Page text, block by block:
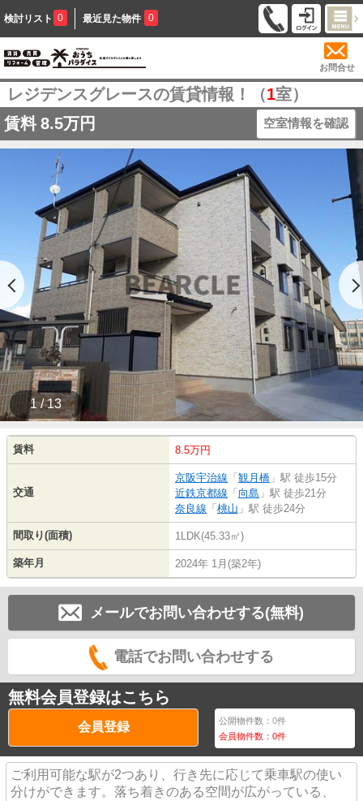
検討リスト 0 最近見た物件 0
お問合せ
レジデンスグレースの賃貸情報！（1室）
賃料 8.5万円 空室情報を確認
1 / 13
賃料 8.5万円
交通
京阪宇治線 「 観月橋 」駅 徒歩15分
近鉄京都線 「 向島 」駅 徒歩21分
奈良線 「 桃山 」駅 徒歩24分
間取り(面積) 1LDK(45.33㎡)
築年月 2024年 1月(築2年)
メールでお問い合わせする(無料)
電話でお問い合わせする
無料会員登録はこちら
会員登録 公開物件数：0件
会員物件数：0件
ご利用可能な駅が2つあり、行き先に応じて乗車駅の使い
分けができます。落ち着きのある空間が広がっている、